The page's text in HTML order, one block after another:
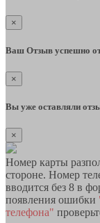
×
Ваш Отзыв успешно
×
Вы уже оставляли
×
Номер карты
стороне. Номер
вводится без 8 в
появления ошибки
телефона"